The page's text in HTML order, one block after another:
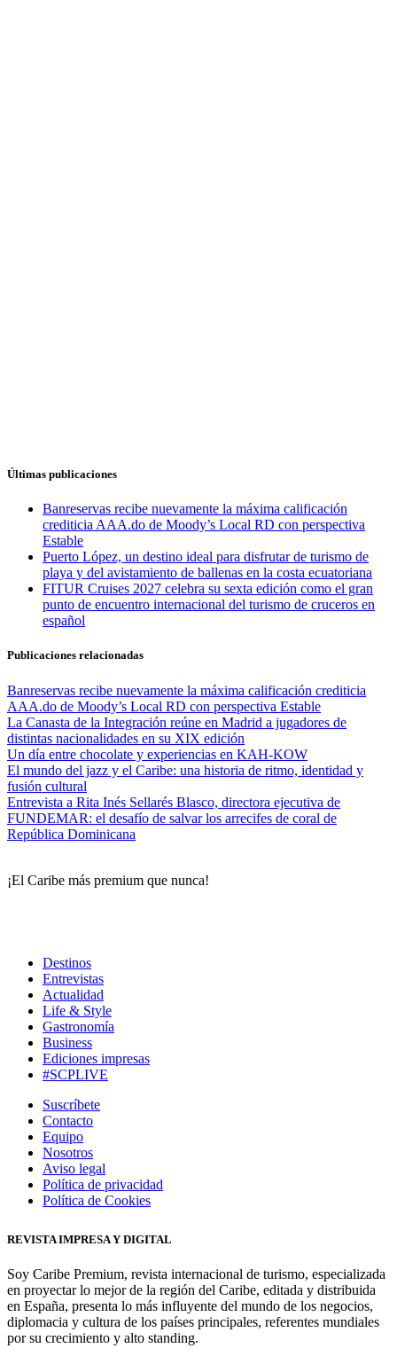
Últimas publicaciones
Banreservas recibe nuevamente la máxima calificación
crediticia AAA.do de Moody’s Local RD con perspectiva
Estable
Puerto López, un destino ideal para disfrutar de turismo de
playa y del avistamiento de ballenas en la costa ecuatoriana
FITUR Cruises 2027 celebra su sexta edición como el gran
punto de encuentro internacional del turismo de cruceros en
español
Publicaciones relacionadas
Banreservas recibe nuevamente la máxima calificación crediticia
AAA.do de Moody’s Local RD con perspectiva Estable
La Canasta de la Integración reúne en Madrid a jugadores de
distintas nacionalidades en su XIX edición
Un día entre chocolate y experiencias en KAH-KOW
El mundo del jazz y el Caribe: una historia de ritmo, identidad y
fusión cultural
Entrevista a Rita Inés Sellarés Blasco, directora ejecutiva de
FUNDEMAR: el desafío de salvar los arrecifes de coral de
República Dominicana
¡El Caribe más premium que nunca!
Destinos
Entrevistas
Actualidad
Life & Style
Gastronomía
Business
Ediciones impresas
#SCPLIVE
Suscríbete
Contacto
Equipo
Nosotros
Aviso legal
Política de privacidad
Política de Cookies
REVISTA IMPRESA Y DIGITAL
Soy Caribe Premium, revista internacional de turismo, especializada
en proyectar lo mejor de la región del Caribe, editada y distribuida
en España, presenta lo más influyente del mundo de los negocios,
diplomacia y cultura de los países principales, referentes mundiales
por su crecimiento y alto standing.